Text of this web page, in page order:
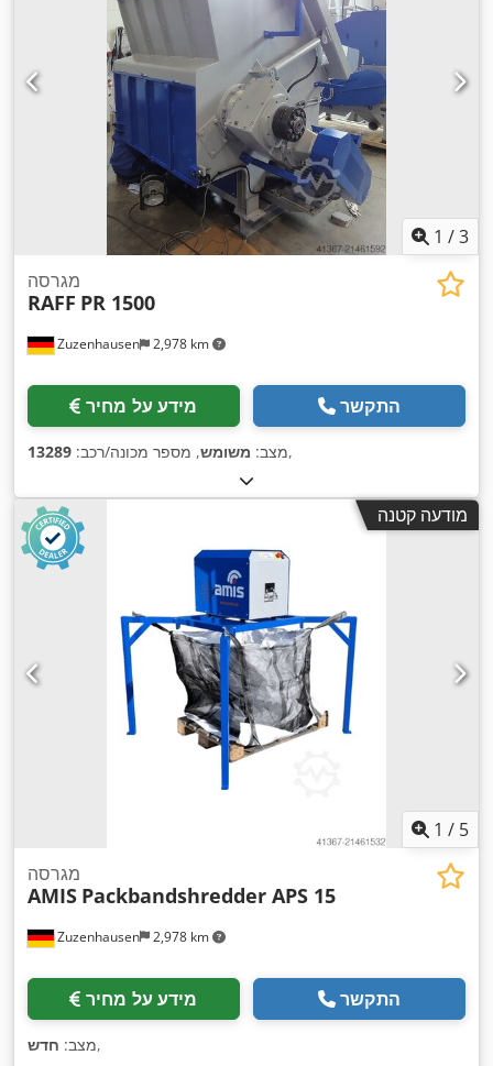
1 /3
Zuzenhausen 2,978 km
מגרסה
RAFF PR 1500
מידע על מחיר התקשר
מצב: משומש, מספר מכונה/רכב: 13289 ,
מודעה קטנה
1 / 5
Zuzenhausen 2,978 km
מגרסה
AMIS Packbandshredder APS 15
מידע על מחיר התקשר
מצב: חדש ,